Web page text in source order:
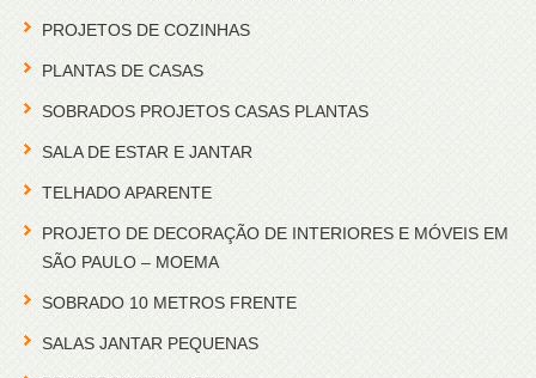
PROJETOS DE COZINHAS
PLANTAS DE CASAS
SOBRADOS PROJETOS CASAS PLANTAS
SALA DE ESTAR E JANTAR
TELHADO APARENTE
PROJETO DE DECORAÇÃO DE INTERIORES E MÓVEIS EM
SÃO PAULO – MOEMA
SOBRADO 10 METROS FRENTE
SALAS JANTAR PEQUENAS